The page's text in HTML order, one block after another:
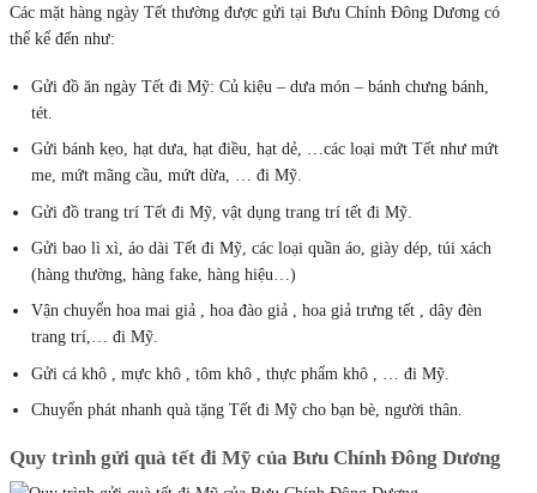
Các mặt hàng ngày Tết thường được gửi tại Bưu Chính Đông Dương có
thể kể đến như:
Gửi đồ ăn ngày Tết đi Mỹ: Củ kiệu – dưa món – bánh chưng bánh,
tét.
Gửi bánh kẹo, hạt dưa, hạt điều, hạt dẻ, …các loại mứt Tết như mứt
me, mứt mãng cầu, mứt dừa, … đi Mỹ.
Gửi đồ trang trí Tết đi Mỹ, vật dụng trang trí tết đi Mỹ.
Gửi bao lì xì, áo dài Tết đi Mỹ, các loại quần áo, giày dép, túi xách
(hàng thường, hàng fake, hàng hiệu…)
Vận chuyển hoa mai giả , hoa đào giả , hoa giả trưng tết , dây đèn
trang trí,… đi Mỹ.
Gửi cá khô , mực khô , tôm khô , thực phẩm khô , … đi Mỹ.
Chuyển phát nhanh quà tặng Tết đi Mỹ cho bạn bè, người thân.
Quy trình gửi quà tết đi Mỹ của Bưu Chính Đông Dương